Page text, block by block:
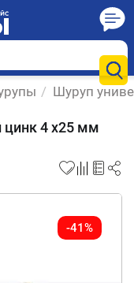
/ Шуруп
4 х25 мм
-41%